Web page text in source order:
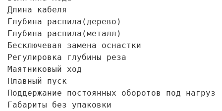
Длина кабеля
Глубина распила(дерево)
Глубина распила(металл)
Бесключевая замена оснастки
Регулировка глубины реза
Маятниковый ход
Плавный пуск
Поддержание постоянных оборотов под
Габариты без упаковки